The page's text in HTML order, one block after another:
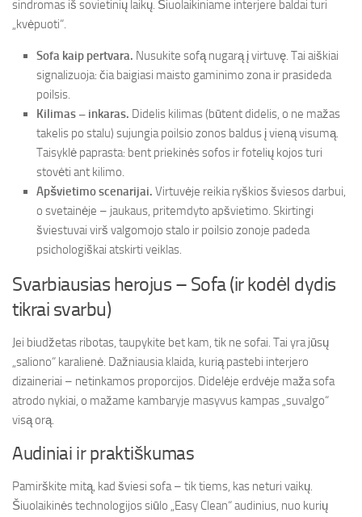
sindromas iš sovietinių laikų. Šiuolaikiniame interjere baldai turi
„kvėpuoti“.
Sofa kaip pertvara. Nusukite sofą nugarą į virtuvę. Tai aiškiai
signalizuoja: čia baigiasi maisto gaminimo zona ir prasideda
poilsis.
Kilimas – inkaras. Didelis kilimas (būtent didelis, o ne mažas
takelis po stalu) sujungia poilsio zonos baldus į vieną visumą.
Taisyklė paprasta: bent priekinės sofos ir fotelių kojos turi
stovėti ant kilimo.
Apšvietimo scenarijai. Virtuvėje reikia ryškios šviesos darbui,
o svetainėje – jaukaus, pritemdyto apšvietimo. Skirtingi
šviestuvai virš valgomojo stalo ir poilsio zonoje padeda
psichologiškai atskirti veiklas.
Svarbiausias herojus – Sofa (ir kodėl dydis
tikrai svarbu)
Jei biudžetas ribotas, taupykite bet kam, tik ne sofai. Tai yra jūsų
„saliono“ karalienė. Dažniausia klaida, kurią pastebi interjero
dizaineriai – netinkamos proporcijos. Didelėje erdvėje maža sofa
atrodo nykiai, o mažame kambaryje masyvus kampas „suvalgo“
visą orą.
Audiniai ir praktiškumas
Pamirškite mitą, kad šviesi sofa – tik tiems, kas neturi vaikų.
Šiuolaikinės technologijos siūlo „Easy Clean“ audinius, nuo kurių